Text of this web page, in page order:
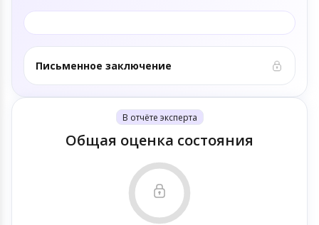
Письменное заключение
В отчёте эксперта
Общая оценка состояния